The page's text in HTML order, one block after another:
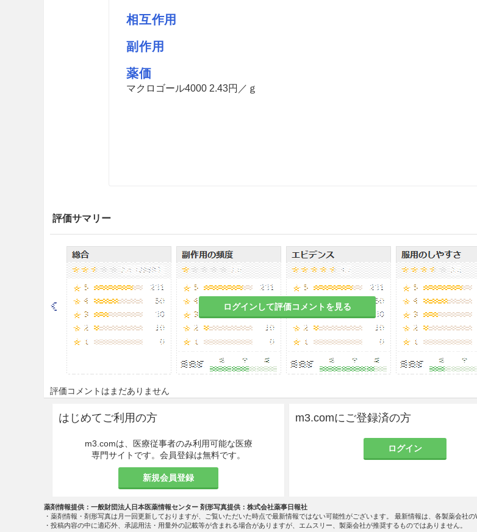
相互作用
副作用
薬価
マクロゴール4000 2.43円／ｇ
評価サマリー
ログインして評価コメントを見る
評価コメントはまだありません
はじめてご利用の方
m3.comは、医療従事者のみ利用可能な医療
専門サイトです。会員登録は無料です。
新規会員登録
m3.comにご登録済の方
ログイン
薬剤情報提供：一般財団法人日本医薬情報センター 剤形写真提供：株式会社薬事日報社
・薬剤情報・剤形写真は月一回更新しておりますが、ご覧いただいた時点で最新情報ではない可能性がございます。 最新情報は、各製薬会社の
・投稿内容の中に適応外、承認用法・用量外の記載等が含まれる場合がありますが、エムスリー、製薬会社が推奨するものではありません。